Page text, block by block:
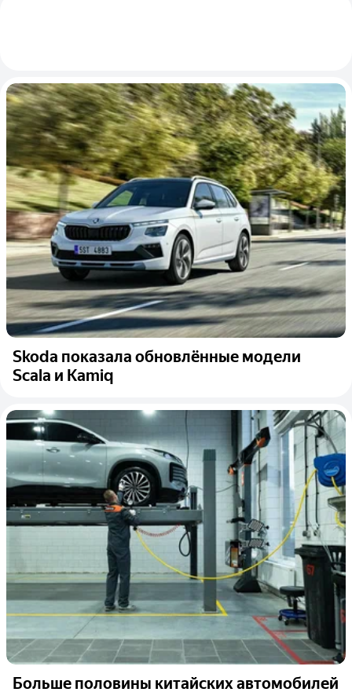
Skoda показала обновлённые модели
Scala и Kamiq
Больше половины китайских автомобилей